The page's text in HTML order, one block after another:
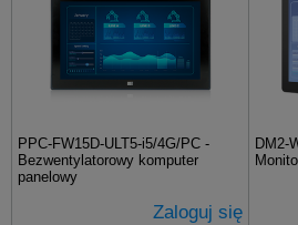
PPC-FW15D-ULT5-i5/4G/PC -
Bezwentylatorowy komputer
panelowy
Zaloguj się
DM2-